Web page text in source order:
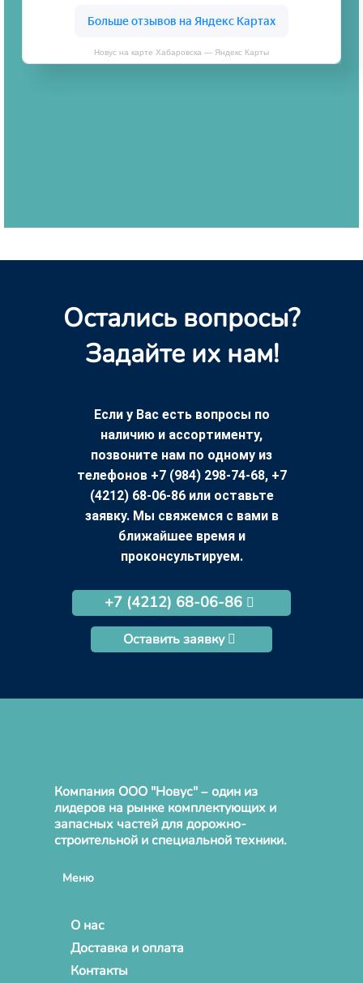
Новус на карте Хабаровска — Яндекс Карты
Остались вопросы?
Задайте их нам!
Если у Вас есть вопросы по
наличию и ассортименту,
позвоните нам по одному из
телефонов +7 (984) 298-74-68, +7
(4212) 68-06-86 или оставьте
заявку. Мы свяжемся с вами в
ближайшее время и
проконсультируем.
+7 (4212) 68-06-86
Оставить заявку
Компания ООО "Новус" – один из
лидеров на рынке комплектующих и
запасных частей для дорожно-
строительной и специальной техники.
Меню
О нас
Доставка и оплата
Контакты